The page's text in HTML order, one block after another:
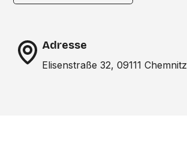
Adresse
Elisenstraße 32, 09111 Chemnitz